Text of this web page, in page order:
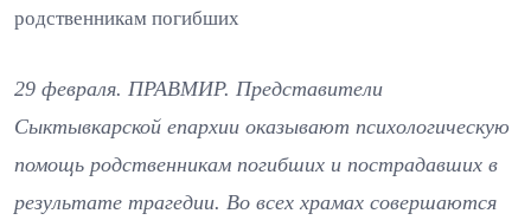
родственникам погибших
29 февраля. ПРАВМИР. Представители
Сыктывкарской епархии оказывают психологическую
помощь родственникам погибших и пострадавших в
результате трагедии. Во всех храмах совершаются